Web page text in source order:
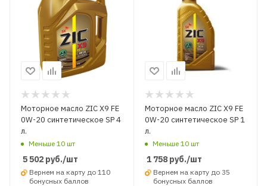
Моторное масло ZIC X9 FE
0W-20 синтетическое SP 4
л.
Меньше 10 шт
5 502 руб./шт
Вернем на карту до 110
бонусных баллов
Моторное масло ZIC X9 FE
0W-20 синтетическое SP 1
л.
Меньше 10 шт
1 758руб./шт
Вернем на карту до 35
бонусных баллов